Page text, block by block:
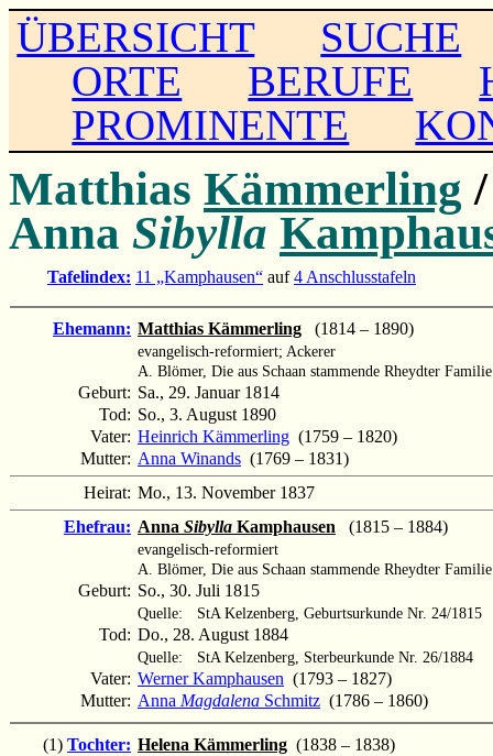
ÜBERSICHT
SUCHE
ORTE
BERUFE
PROMINENTE
Matthias Kämmerling /
Anna Sibylla
Tafelindex: 11 „Kamphausen“ auf4 Anschlusstafeln
Ehemann: Matthias Kämmerling (1814 – 1890)
evangelisch-reformiert; Ackerer
A. Blömer, Die aus Schaan stammende Rheydter
Geburt: Sa., 29. Januar 1814
Tod: So., 3. August 1890
Vater: Heinrich Kämmerling (1759 – 1820)
Mutter: Anna Winands (1769 – 1831)
Heirat: Mo., 13. November 1837
Ehefrau: Anna Sibylla Kamphausen (1815 – 1884)
evangelisch-reformiert
A. Blömer, Die aus Schaan stammende Rheydter
Geburt: So., 30. Juli 1815
Quelle: StA Kelzenberg, Geburtsurkunde Nr. 24/1815
Tod: Do., 28. August 1884
Quelle: StA Kelzenberg, Sterbeurkunde Nr. 26/1884
Vater: Werner Kamphausen (1793 – 1827)
Mutter: Anna Magdalena Schmitz (1786 – 1860)
(1) Tochter: Helena Kämmerling (1838 – 1838)